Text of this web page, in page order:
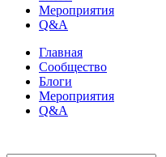
Мероприятия
Q&A
Главная
Сообщество
Блоги
Мероприятия
Q&A